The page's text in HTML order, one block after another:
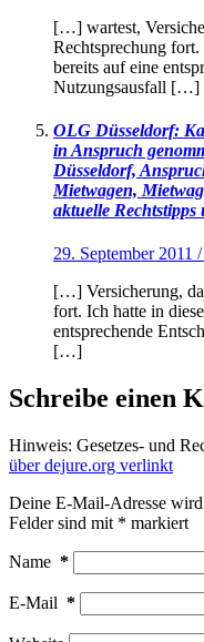
[…] wartest,
Rechtsprechung
bereits auf eine
Nutzungsausfall […]
OLG Düsseldorf:
in Anspruch
Düsseldorf,
Mietwagen,
aktuelle Rechtstipps
29. September 2011
[…] Versicherung,
fort. Ich hatte in
entsprechende
[…]
Schreibe einen
Hinweis: Gesetzes- und
über dejure.org verlinkt
Deine E-Mail-Adresse
Felder sind mit * markiert
Name *
E-Mail *